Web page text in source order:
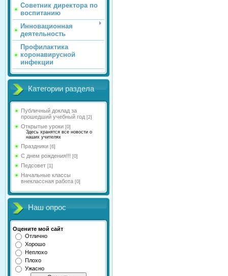
Советник директора по
воспитанию
Инновационная
деятельность
Профилактика
коронавирусной
инфекции
Категории раздела
Публичный доклад за
прошедший учебный год [2]
Открытые уроки [0]
Здесь хранятся все новости о
наших учителях
Праздники [6]
С днем рождения!!! [0]
Педсовет [1]
Начальные классы
внеклассная работа [0]
Наш опрос
Оцените мой сайт
Отлично
Хорошо
Неплохо
Плохо
Ужасно